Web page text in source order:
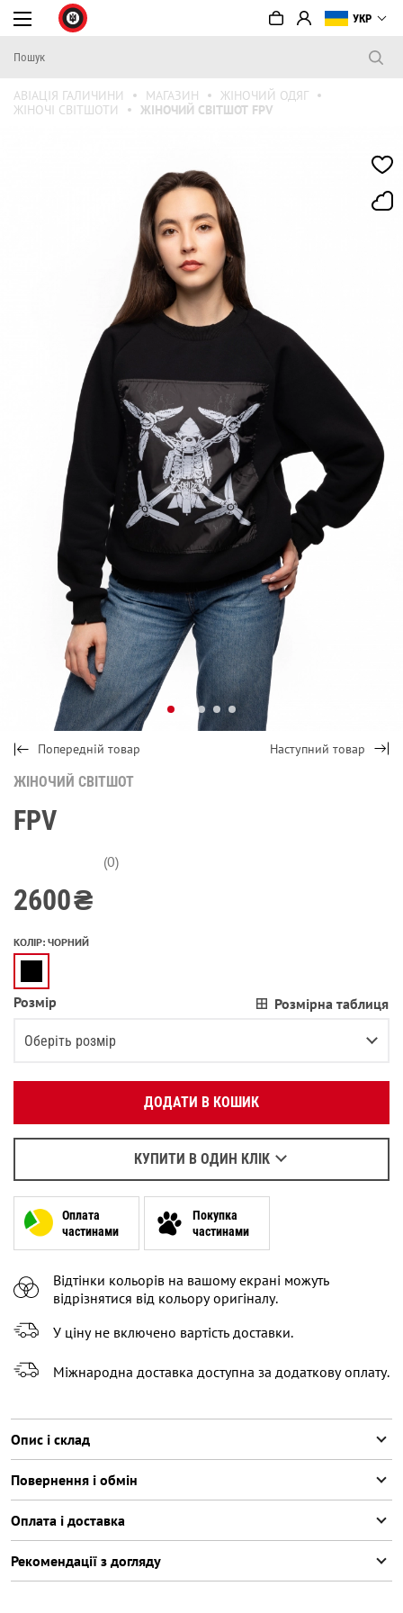
УКР
АВІАЦІЯ ГАЛИЧИНИ МАГАЗИН
ЖІНОЧИЙ ОДЯГ
ЖІНОЧІ СВІТШОТИ
ЖІНОЧИЙ СВІТШОТ FPV
Попередній товар Наступний товар
ЖІНОЧИЙ СВІТШОТ
FPV
(0)
2600₴
КОЛІР: ЧОРНИЙ
Розмір Розмірна таблиця
Оберіть розмір
XS
L
XL
XXL
ДОДАТИ В КОШИК
КУПИТИ В ОДИН КЛІК
Вкажіть ваш номер телефону:
OK
Написати у WhatsApp
Оплата
частинами
Покупка
частинами
Відтінки кольорів на вашому екрані можуть
відрізнятися від кольору оригіналу.
У ціну не включено вартість доставки.
Міжнародна доставка доступна за додаткову оплату.
Опис і склад
Повернення і обмін
Оплата і доставка
Рекомендації з догляду